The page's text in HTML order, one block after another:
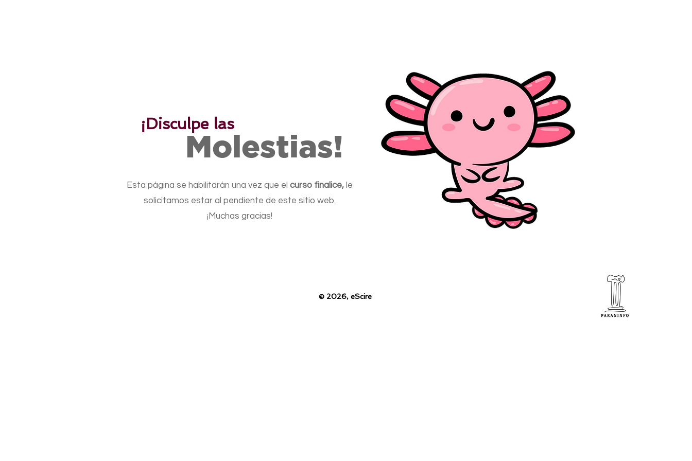
¡Disculpe las
Molestias!
Esta página se habilitarán una vez que el curso finalice,le
solicitamos estar al pendiente de este sitio web.
¡Muchas gracias!
© 2026, eScire